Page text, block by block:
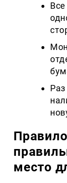
место